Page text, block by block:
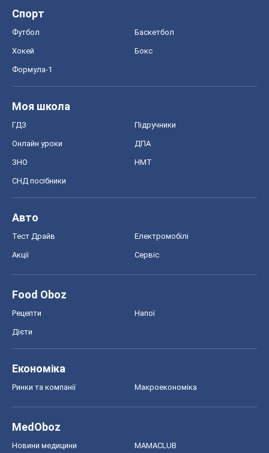
Спорт
Футбол Баскетбол
Хокей Бокс
Формула-1
Моя школа
ГДЗ Підручники
Онлайн уроки ДПА
ЗНО НМТ
СНД посібники
Авто
Тест Драйв Електромобілі
Акції Сервіс
Food Oboz
Рецепти Напої
Дієти
Економіка
Ринки та компанії Макроекономіка
MedOboz
Новини медицини MAMACLUB